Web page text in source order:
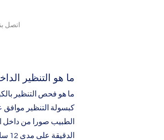
اتصل
ما هو التنظير
ما هو فحص التنظير
كبسولة التنظير موافق
الطبيب صورا من داخل